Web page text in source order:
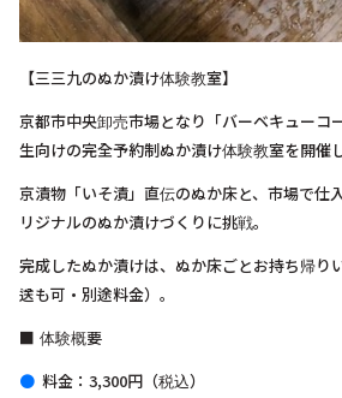
【三三九のぬか漬け体験教室】
京都市中央卸売市場となり「バーベキューコ
生向けの完全予約制ぬか漬け体験教室を開催
京漬物「いそ漬」直伝のぬか床と、市場で仕
リジナルのぬか漬けづくりに挑戦。
完成したぬか漬けは、ぬか床ごとお持ち帰り
送も可・別途料金）。
■ 体験概要
料金：3,300円（税込）